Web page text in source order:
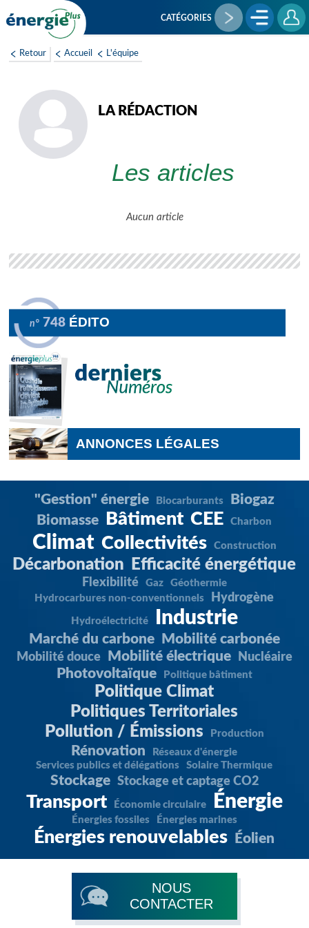
au
CATÉGORIES
Retour Accueil L'équipe
LA RÉDACTION
Les articles
Aucun article
n° 748 ÉDITO
ANNONCES LÉGALES
"Gestion" énergie Biocarburants
Biogaz
Biomasse
Bâtiment CEE Charbon
Climat Collectivités Construction
Décarbonation Efficacité énergétique
Flexibilité Gaz
Géothermie
Hydrocarbures non-conventionnels
Hydrogène
Hydroélectricité Industrie
Marché du carbone Mobilité carbonée
Mobilité douce Mobilité électrique Nucléaire
Photovoltaïque Politique bâtiment
Politique Climat
Politiques Territoriales
Pollution / Émissions
Production
Rénovation
Réseaux d'énergie
Services publics et délégations
Solaire Thermique
Stockage Stockage et captage CO2
Transport Économie circulaire Énergie
Énergies fossiles Énergies marines
Énergies renouvelables Éolien
NOUS
CONTACTER